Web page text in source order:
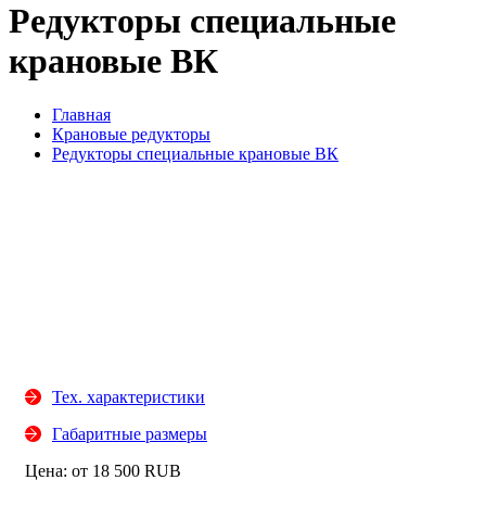
Редукторы специальные
крановые ВК
Главная
Крановые редукторы
Редукторы специальные крановые ВК
Тех. характеристики
Габаритные размеры
Цена: от 18 500 RUB